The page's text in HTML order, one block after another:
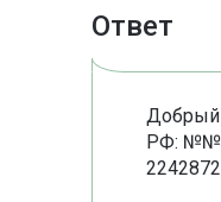
Ответ
Добрый
РФ: №№